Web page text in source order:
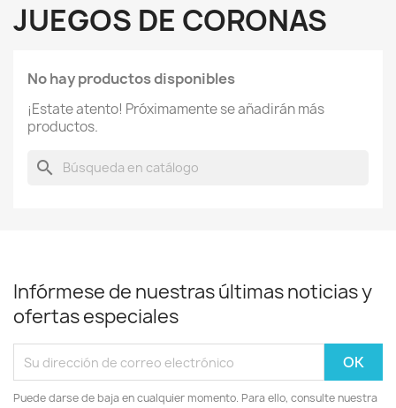
JUEGOS DE CORONAS
No hay productos disponibles
¡Estate atento! Próximamente se añadirán más
productos.
search
Infórmese de nuestras últimas noticias y
ofertas especiales
Puede darse de baja en cualquier momento. Para ello, consulte nuestra